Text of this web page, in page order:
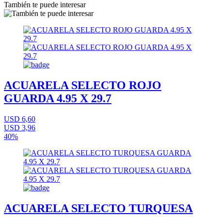
También te puede interesar
ACUARELA SELECTO ROJO
GUARDA 4.95 X 29.7
USD 6,60
USD 3,96
40%
ACUARELA SELECTO TURQUESA